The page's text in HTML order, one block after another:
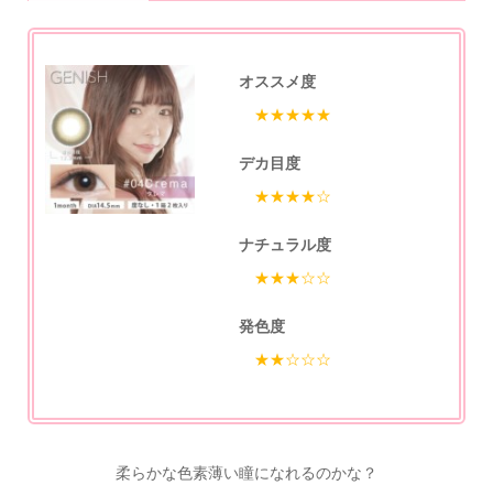
オススメ度
★★★★★
デカ目度
★★★★☆
ナチュラル度
★★★☆☆
発色度
★★☆☆☆
柔らかな色素薄い瞳になれるのかな？